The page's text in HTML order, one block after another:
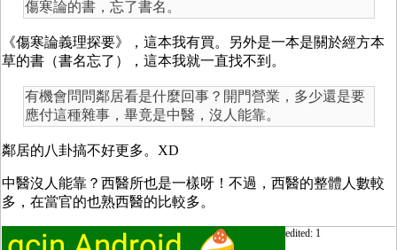
傷寒論的書，忘了書名。
《傷寒論義理探要》，這本我有買。另外是一本是關於經方本
草的書（書名忘了），這本我就一直找不到。
有機會問問鄰居看是什麼回事？開門營業，多少還是要
應付這種雜事，畢竟是中醫，沒人能靠。
鄰居的八卦搞不好更多。XD
中醫沒人能靠？西醫所也是一樣呀！不過，西醫的整體人數較
多，在當官的也熟西醫的比較多。
edited: 1